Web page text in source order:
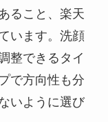
ること、楽天
います。洗顔
整できるタイ
で方向性も分
いように選び